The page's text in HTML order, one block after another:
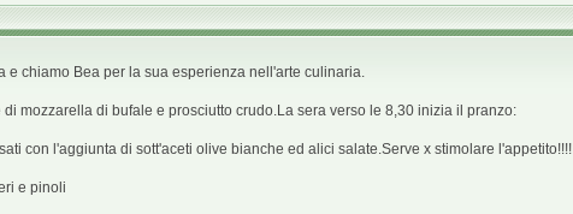
e chiamo Bea per la sua esperienza nell'arte culinaria.
mozzarella di bufale e prosciutto crudo.La sera verso le 8,30 inizia il pranzo:
con l'aggiunta di sott'aceti olive bianche ed alici salate.Serve x stimolare l'appetito!!!!
e pinoli